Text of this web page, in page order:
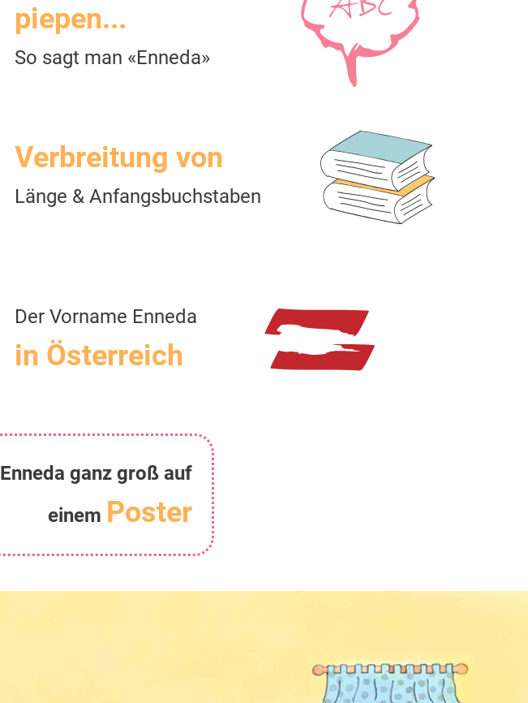
piepen...
So sagt man «Enneda»
Verbreitung von
Länge & Anfangsbuchstaben
Der Vorname Enneda
in Österreich
Enneda ganz groß auf
einem Poster